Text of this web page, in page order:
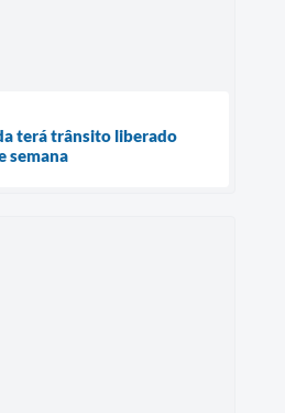
terá trânsito liberado
semana